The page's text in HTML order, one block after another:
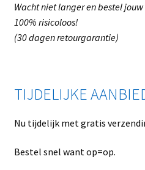
Wacht niet langer en bestel
100% risicoloos!
(30 dagen retourgarantie)
TIJDELIJKE
Nu tijdelijk met gratis
Bestel snel want op=op.